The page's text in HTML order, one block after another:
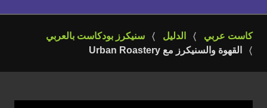
كاست عربي الدليل
سنيكرز بودكاست بالعربي
القهوة والسنيكرز مع Urban Roastery